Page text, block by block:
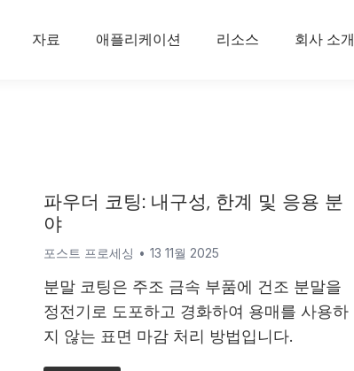
자료 애플리케이션 리소스 회사 소개
파우더 코팅: 내구성, 한계 및 응용 분
야
포스트 프로세싱 13 11월 2025
분말 코팅은 주조 금속 부품에 건조 분말을
정전기로 도포하고 경화하여 용매를 사용하
지 않는 표면 마감 처리 방법입니다.